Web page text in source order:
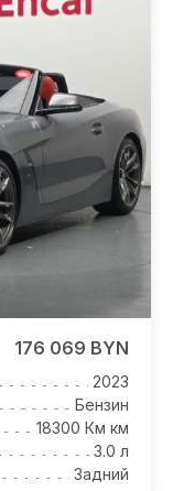
176 069 BYN
2023
Бензин
18300 Км км
3.0 л
Задний